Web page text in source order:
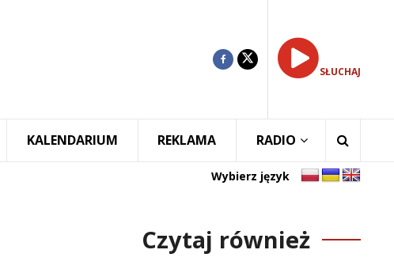
SŁUCHAJ
KALENDARIUM REKLAMA RADIO
Wybierz język
Czytaj również